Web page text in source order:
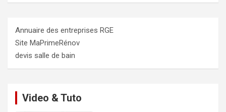
Annuaire des entreprises RGE
Site MaPrimeRénov
devis salle de bain
Video & Tuto